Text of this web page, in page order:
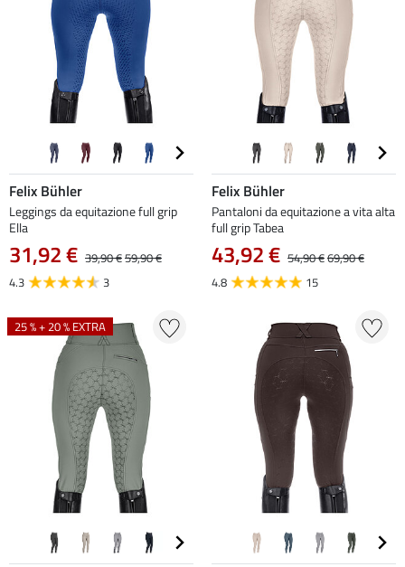
Felix Bühler
Leggings da equitazione full grip
Ella
31,92 € 39,90 €59,90 €
4.3
3
Felix Bühler
Pantaloni da equitazione a vita alta
full grip Tabea
43,92 € 54,90 €69,90 €
4.8
15
25 % + 20 % EXTRA